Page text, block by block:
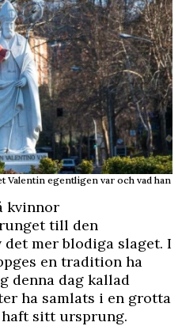
Valentin egentligen var och vad han
kvinnor
till den
mer blodiga slaget. I
en tradition ha
denna dag kallad
ha samlats i en grotta
haft sitt ursprung.